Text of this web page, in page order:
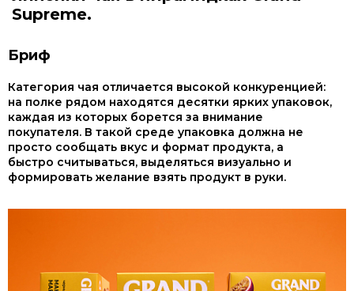
Supreme.
Бриф
Категория чая отличается высокой конкуренцией:
на полке рядом находятся десятки ярких упаковок,
каждая из которых борется за внимание
покупателя. В такой среде упаковка должна не
просто сообщать вкус и формат продукта, а
быстро считываться, выделяться визуально и
формировать желание взять продукт в руки.